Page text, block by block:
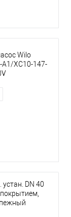
Wilo
A1/XC10-147-
DN 40